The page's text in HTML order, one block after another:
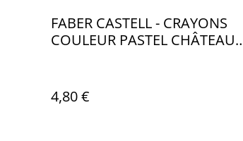
FABER CASTELL - CRAYONS
COULEUR PASTEL CHÂTEAU
4,80 €